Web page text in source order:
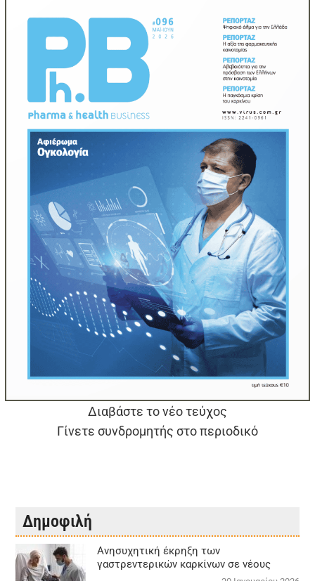
Διαβάστε το νέο τεύχος
Γίνετε συνδρομητής στο περιοδικό
Δημοφιλή
Aνησυχητική έκρηξη των
γαστρεντερικών καρκίνων σε νέους